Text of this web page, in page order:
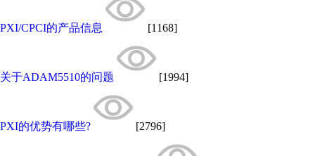
PXI/CPCI的产品信息 [1168]
关于ADAM5510的问题 [1994]
PXI的优势有哪些? [2796]